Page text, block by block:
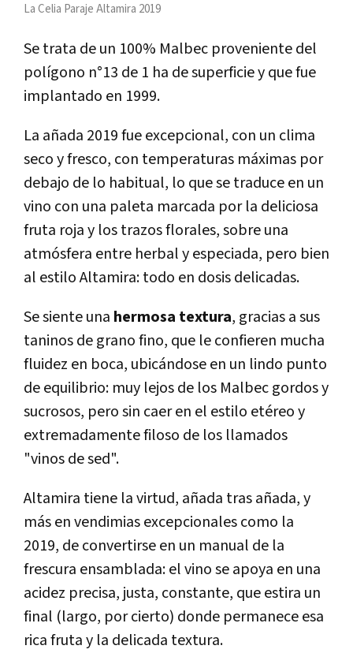
La Celia Paraje Altamira 2019
Se trata de un 100% Malbec proveniente del
polígono n°13 de 1 ha de superficie y que fue
implantado en 1999.
La añada 2019 fue excepcional, con un clima
seco y fresco, con temperaturas máximas por
debajo de lo habitual, lo que se traduce en un
vino con una paleta marcada por la deliciosa
fruta roja y los trazos florales, sobre una
atmósfera entre herbal y especiada, pero bien
al estilo Altamira: todo en dosis delicadas.
Se siente una hermosa textura, gracias a sus
taninos de grano fino, que le confieren mucha
fluidez en boca, ubicándose en un lindo punto
de equilibrio: muy lejos de los Malbec gordos y
sucrosos, pero sin caer en el estilo etéreo y
extremadamente filoso de los llamados
"vinos de sed".
Altamira tiene la virtud, añada tras añada, y
más en vendimias excepcionales como la
2019, de convertirse en un manual de la
frescura ensamblada: el vino se apoya en una
acidez precisa, justa, constante, que estira un
final (largo, por cierto) donde permanece esa
rica fruta y la delicada textura.